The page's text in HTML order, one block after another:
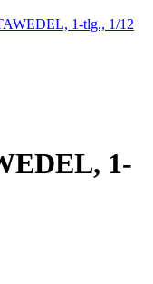
1-tlg., 1/12
1-